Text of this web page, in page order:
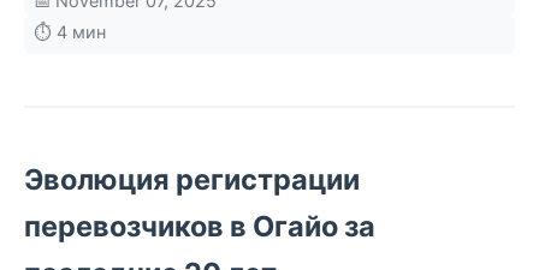
⏱️ 4 мин
Эволюция регистрации
перевозчиков в Огайо за